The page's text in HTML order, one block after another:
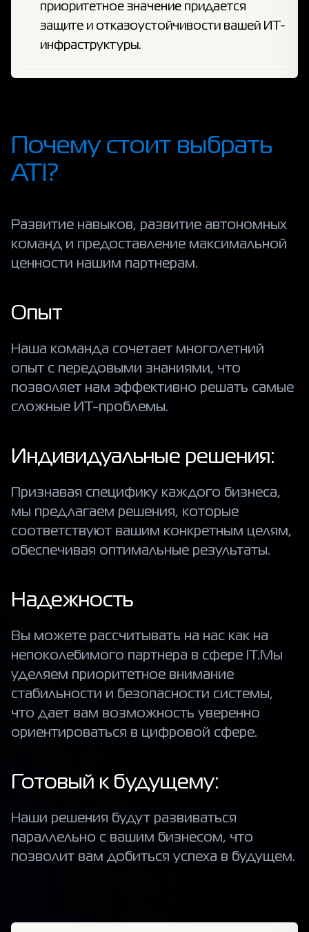
приоритетное значение придается
защите и отказоустойчивости вашей ИТ-
инфраструктуры.
Почему стоит выбрать
ATI?
Развитие навыков, развитие автономных
команд и предоставление максимальной
ценности нашим партнерам.
Опыт
Наша команда сочетает многолетний
опыт с передовыми знаниями, что
позволяет нам эффективно решать самые
сложные ИТ-проблемы.
Индивидуальные решения:
Признавая специфику каждого бизнеса,
мы предлагаем решения, которые
соответствуют вашим конкретным целям,
обеспечивая оптимальные результаты.
Надежность
Вы можете рассчитывать на нас как на
непоколебимого партнера в сфере IT.Мы
уделяем приоритетное внимание
стабильности и безопасности системы,
что дает вам возможность уверенно
ориентироваться в цифровой сфере.
Готовый к будущему:
Наши решения будут развиваться
параллельно с вашим бизнесом, что
позволит вам добиться успеха в будущем.